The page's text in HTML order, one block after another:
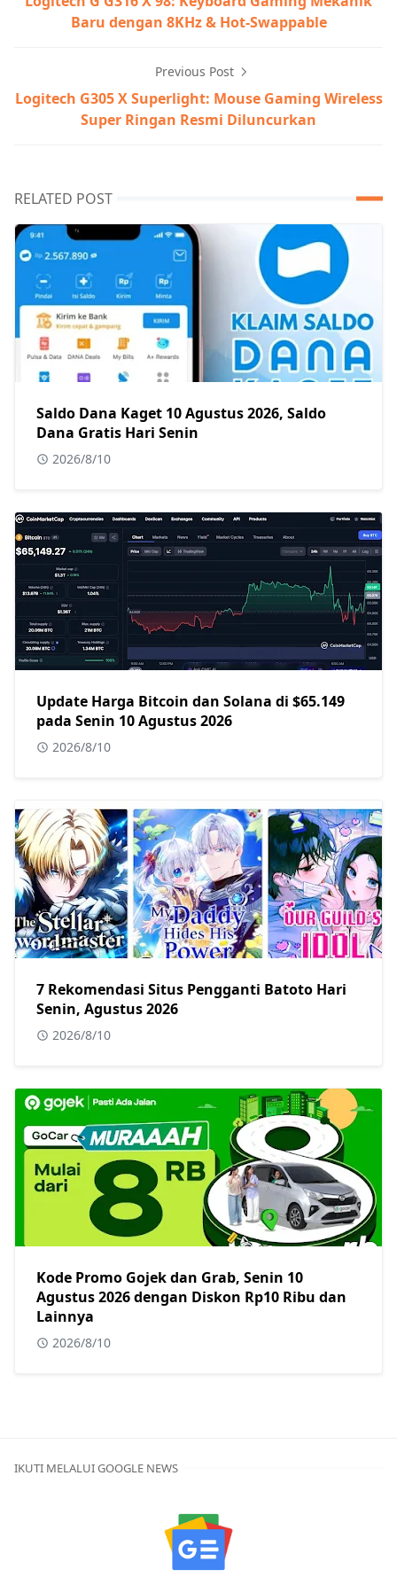
Baru dengan 8KHz & Hot-Swappable
Previous Post
Logitech G305 X Superlight: Mouse Gaming Wireless
Super Ringan Resmi Diluncurkan
RELATED POST
Saldo Dana Kaget 10 Agustus 2026, Saldo
Dana Gratis Hari Senin
2026/8/10
Update Harga Bitcoin dan Solana di $65.149
pada Senin 10 Agustus 2026
2026/8/10
7 Rekomendasi Situs Pengganti Batoto Hari
Senin, Agustus 2026
2026/8/10
Kode Promo Gojek dan Grab, Senin 10
Agustus 2026 dengan Diskon Rp10 Ribu dan
Lainnya
2026/8/10
IKUTI MELALUI GOOGLE NEWS